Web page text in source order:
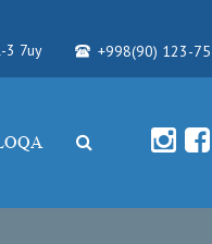
3 7uy +998(90) 123-